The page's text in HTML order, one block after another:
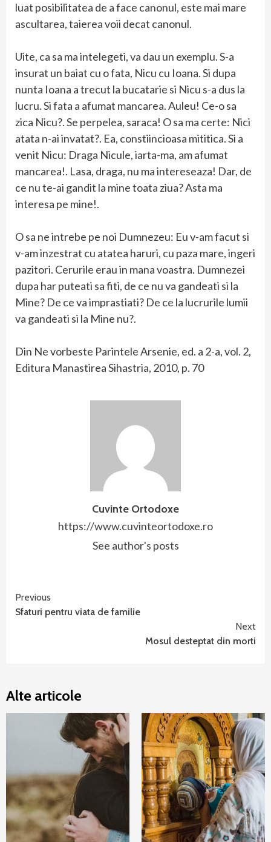
luat posibilitatea de a face canonul, este mai mare
ascultarea, taierea voii decat canonul.
Uite, ca sa ma intelegeti, va dau un exemplu. S-a
insurat un baiat cu o fata, Nicu cu Ioana. Si dupa
nunta Ioana a trecut la bucatarie si Nicu s-a dus la
lucru. Si fata a afumat mancarea. Auleu! Ce-o sa
zica Nicu?. Se perpelea, saraca! O sa ma certe: Nici
atata n-ai invatat?. Ea, constiincioasa mititica. Si a
venit Nicu: Draga Nicule, iarta-ma, am afumat
mancarea!. Lasa, draga, nu ma intereseaza! Dar, de
ce nu te-ai gandit la mine toata ziua? Asta ma
interesa pe mine!.
O sa ne intrebe pe noi Dumnezeu: Eu v-am facut si
v-am inzestrat cu atatea haruri, cu paza mare, ingeri
pazitori. Cerurile erau in mana voastra. Dumnezei
dupa har puteati sa fiti, de ce nu va gandeati si la
Mine? De ce va imprastiati? De ce la lucrurile lumii
va gandeati si la Mine nu?.
Din Ne vorbeste Parintele Arsenie, ed. a 2-a, vol. 2,
Editura Manastirea Sihastria, 2010, p. 70
Cuvinte Ortodoxe
https://www.cuvinteortodoxe.ro
See author's posts
Continue
Reading
Previous
Sfaturi pentru viata de familie
Next
Mosul desteptat din morti
Alte articole